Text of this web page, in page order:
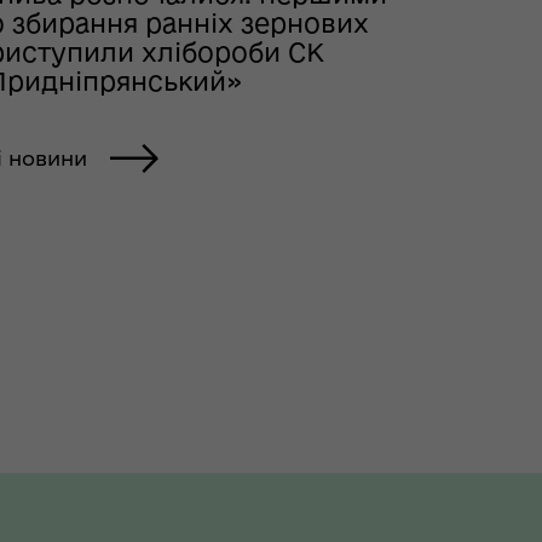
збирання ранніх зернових
хлібороби СК
новини